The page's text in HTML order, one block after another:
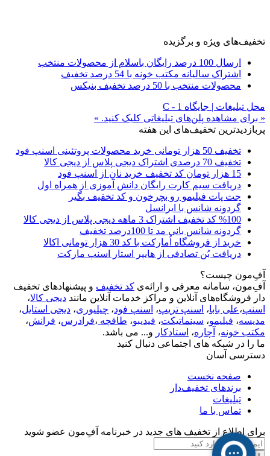
تخفیف‌های ویژه و برگزیده
ارسال 100 درصد رایگان باسلام از محصولات منتخب
اشتراک سالیانه مکتب خونه با 54 درصد تخفیف
محصولات منتخب با 50 درصد تخفیف بنیکس
محل تبلیغات | جایگاه C - 1
« برای مشاهده پلن‌های تبلیغاتی کلیک کنید. »
پربازدیدترین تخفیف‌های این هفته
تخفیف 50 هزار تومانی خرید محصولات پروتئینی اسنپ فود
تخفیف 70 درصدی اشتراک دیجی پلاس از دیجی کالا
15 هزار تومان کد تخفیف خرید نان از اسنپ فود
دریافت سیم کارت رایگان دانش آموزی از همراه اول
جت پات فیلیمو رو بچرخون و کد تخفیف بگیر
گردونه شانس با ایرانسل
%100 کد تخفیف اشتراک 3 ماهه دیجی پلاس از دیجی کالا
گردونه شانس بانی مد تا 100درصد تخفیف
خرید از فروشگاه اُمارکت با کد 30 هزار تومانی اکالا
دریافت بُن تصادفی از هایپر استار اسنپ مارکت
آفِ‌مون چیست؟
آفِ‌مون، سامانه معرفی و ارائه‌ی کد تخفیف و پیشنهادهای تخفیف
دار فروشگاه‌های آنلاین و مراکز خدمات آنلاین مانند دیجی کالا،
اسنپ،علی بابا، اسنپ تریپ، اسنپ فود، چیلیوری، دیجی استایل،
مدیسه، فیلیمو، سینماتیکت، فیدیبو، طاقچه ،فرادرس، فرانش،
مکتب خونه، آچاره، استادکار و... می باشد.
ما را در شبکه های اجتماعی دنبال کنید
دسترسی آسان
صفحه نخست
برندهای تخفیف‌دار
تبلیغات
تماس با ما
برای اطلاع از تخفیف های جدید در خبرنامه آفِ‌مون عضو شوید